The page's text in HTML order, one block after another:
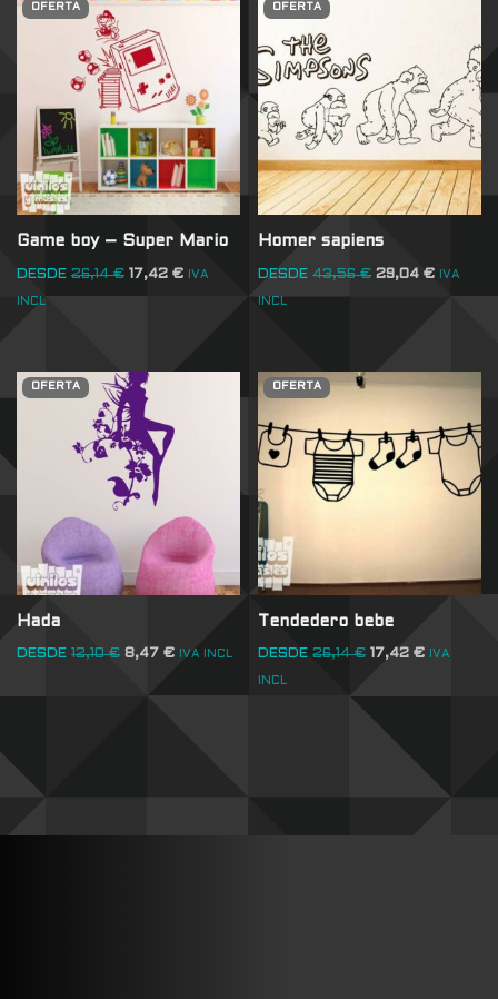
OFERTA
Game boy – Super Mario
DESDE 26,14€ 17,42 € IVA
INCL
OFERTA
Homer sapiens
DESDE 43,56€ 29,04€ IVA
INCL
OFERTA
Hada
DESDE 12,10€ 8,47 € IVA INCL
OFERTA
Tendedero bebe
DESDE 26,14€ 17,42€ IVA
INCL